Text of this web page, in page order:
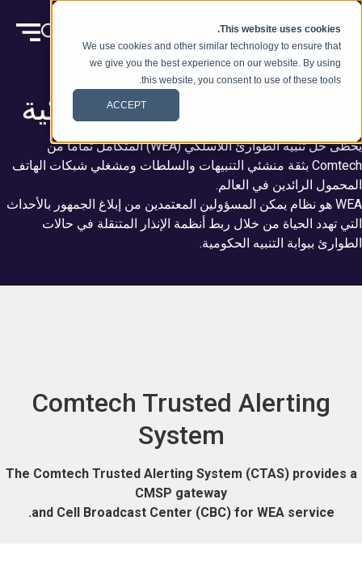
This website uses cookies.
We use cookies and other similar technology to ensure that
we give you the best experience on our website. By using
this website, you consent to use of these tools.
ACCEPT
انتقل إلى المحتوى
محاليل
تنبيهات الطوارئ اللاسلكية
يحظى حل تنبيه الطوارئ اللاسلكي (WEA) المتكامل تماما من
Comtech بثقة منشئي التنبيهات والسلطات ومشغلي شبكات الهاتف
المحمول الرائدين في العالم.
WEA هو نظام يمكن المسؤولين المعتمدين من إبلاغ الجمهور بالأحداث
التي تهدد الحياة من خلال ربط أنظمة الإنذار المتنقلة في حالات
الطوارئ ببوابة التنبيه الحكومية.
Comtech Trusted Alerting
System
The Comtech Trusted Alerting System (CTAS) provides a
CMSP gateway
and Cell Broadcast Center (CBC) for WEA service.